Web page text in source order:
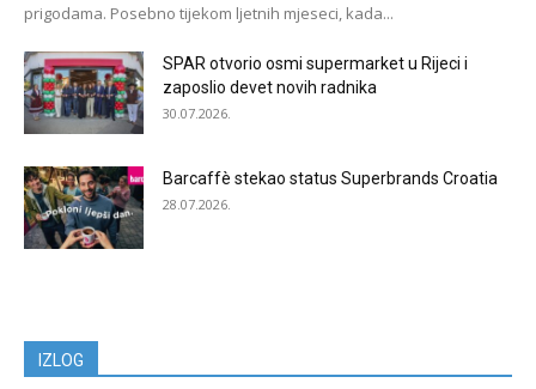
prigodama. Posebno tijekom ljetnih mjeseci, kada...
SPAR otvorio osmi supermarket u Rijeci i
zaposlio devet novih radnika
30.07.2026.
Barcaffè stekao status Superbrands Croatia
28.07.2026.
IZLOG